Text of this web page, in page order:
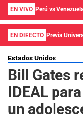
EN VIVO Perú vs
EN DIRECTO Previa
Estados Unidos
Bill Gates
IDEAL
un